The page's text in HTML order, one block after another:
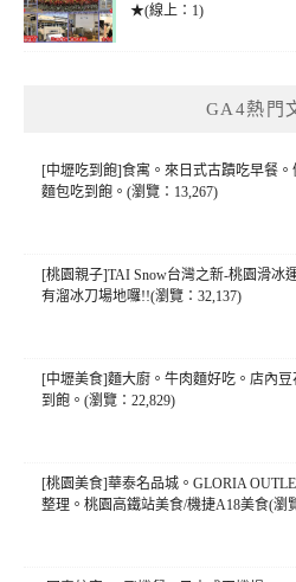
★(線上：1)
GA4熱門
[中壢吃到飽]食寓。來日式古蹟吃早餐
麵包吃到飽。(瀏覽：13,267)
[桃園親子]TAI Snow台灣之新-桃園滑冰
有溜冰刀場地囉!!(瀏覽：32,137)
[中壢美食]麵大廚。牛肉麵好吃。店內
到飽。(瀏覽：22,829)
[桃園美食]華泰名品城。GLORIA
整理。桃園高鐵站美食/機捷A18美食(瀏